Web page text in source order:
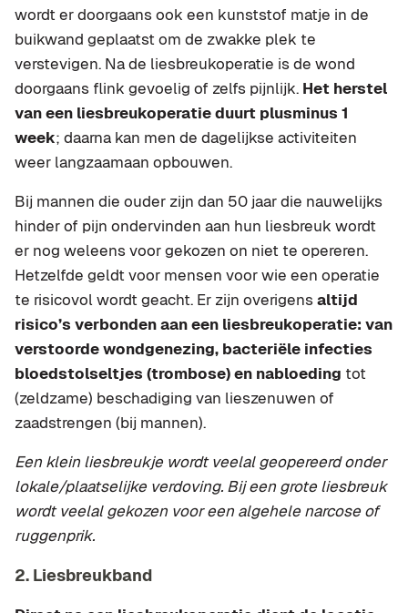
wordt er doorgaans ook een kunststof matje in de
buikwand geplaatst om de zwakke plek te
verstevigen. Na de liesbreukoperatie is de wond
doorgaans flink gevoelig of zelfs pijnlijk. Het herstel
van een liesbreukoperatie duurt plusminus 1
week; daarna kan men de dagelijkse activiteiten
weer langzaamaan opbouwen.
Bij mannen die ouder zijn dan 50 jaar die nauwelijks
hinder of pijn ondervinden aan hun liesbreuk wordt
er nog weleens voor gekozen on niet te opereren.
Hetzelfde geldt voor mensen voor wie een operatie
te risicovol wordt geacht. Er zijn overigensaltijd
risico’s verbonden aan een liesbreukoperatie: van
verstoorde wondgenezing, bacteriële infecties
bloedstolseltjes (trombose) en nabloeding tot
(zeldzame) beschadiging van lieszenuwen of
zaadstrengen (bij mannen).
Een klein liesbreukje wordt veelal geopereerd onder
lokale/plaatselijke verdoving. Bij een grote liesbreuk
wordt veelal gekozen voor een algehele narcose of
ruggenprik.
2. Liesbreukband